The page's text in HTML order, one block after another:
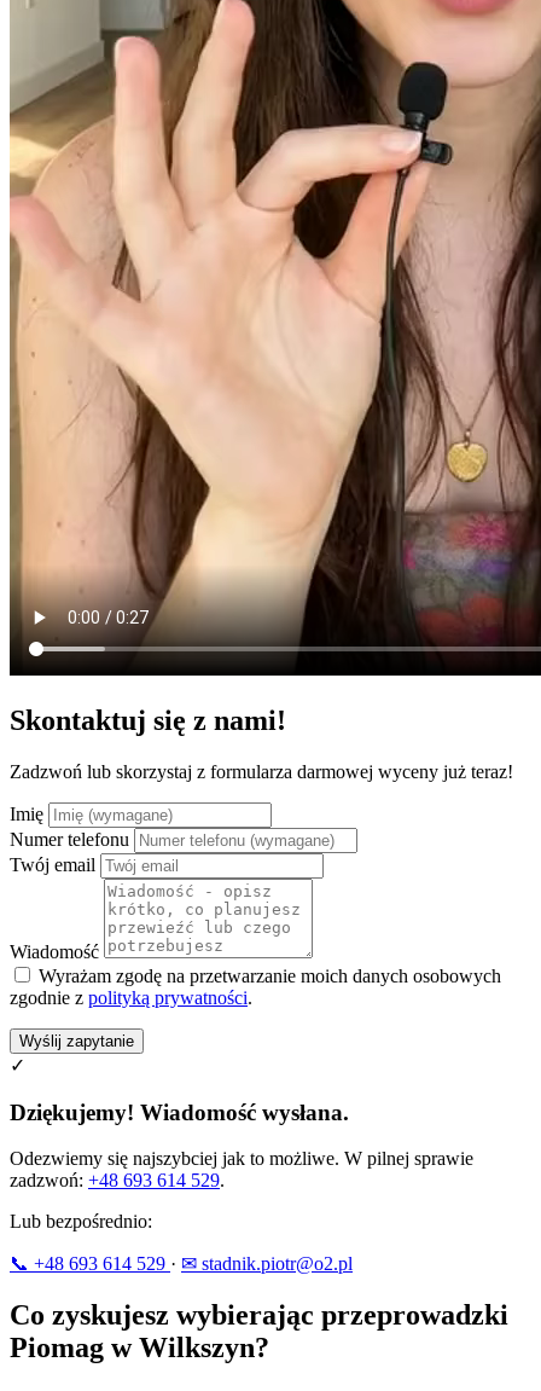
Skontaktuj się z nami!
Zadzwoń lub skorzystaj z formularza darmowej wyceny już teraz!
Imię
Numer telefonu
Twój email
Wiadomość
Wyrażam zgodę na przetwarzanie moich danych osobowych
zgodnie z polityką prywatności.
Wyślij zapytanie
✓
Dziękujemy! Wiadomość wysłana.
Odezwiemy się najszybciej jak to możliwe. W pilnej sprawie
zadzwoń: +48 693 614 529.
Lub bezpośrednio:
📞 +48 693 614 529 · ✉ stadnik.piotr@o2.pl
Co zyskujesz wybierając przeprowadzki
Piomag w Wilkszyn?